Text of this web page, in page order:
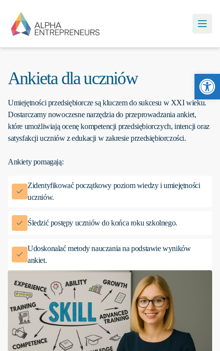
Ankieta dla uczniów
Umiejętności przedsiębiorcze są kluczem do sukcesu w XXI wieku.
Dostarczamy nowoczesne narzędzia do przeprowadzania ankiet,
które umożliwiają ocenę kompetencji przedsiębiorczych, intencji oraz
satysfakcji uczniów z edukacji w zakresie przedsiębiorczości.
Ankiety pomagają:
Zidentyfikować początkowy poziom wiedzy i umiejętności
uczniów.
Śledzić postępy uczniów do końca roku szkolnego.
Udoskonalać metody nauczania na podstawie wyników
ankiet.